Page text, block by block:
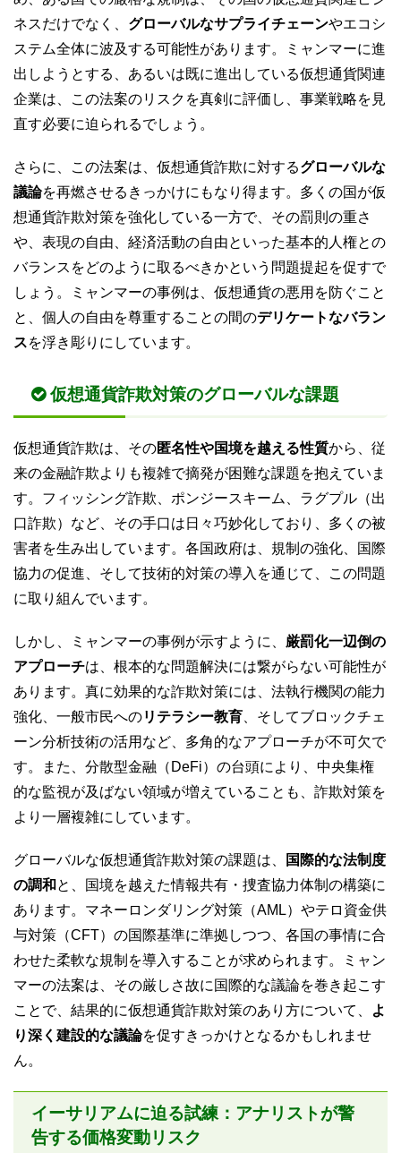
ネスだけでなく、 グローバルなサプライチェーンやエコシ
ステム全体に波及する可能性があります。ミャンマーに進
出しようとする、あるいは既に進出している仮想通貨関連
企業は、この法案のリスクを真剣に評価し、事業戦略を見
直す必要に迫られるでしょう。
さらに、この法案は、仮想通貨詐欺に対するグローバルな
議論を再燃させるきっかけにもなり得ます。多くの国が仮
想通貨詐欺対策を強化している一方で、その罰則の重さ
や、表現の自由、経済活動の自由といった基本的人権との
バランスをどのように取るべきかという問題提起を促すで
しょう。ミャンマーの事例は、仮想通貨の悪用を防ぐこと
と、個人の自由を尊重することの間のデリケートなバラン
スを浮き彫りにしています。
仮想通貨詐欺対策のグローバルな課題
仮想通貨詐欺は、その匿名性や国境を越える性質から、従
来の金融詐欺よりも複雑で摘発が困難な課題を抱えていま
す。フィッシング詐欺、ポンジースキーム、ラグプル（出
口詐欺）など、その手口は日々巧妙化しており、多くの被
害者を生み出しています。各国政府は、規制の強化、国際
協力の促進、そして技術的対策の導入を通じて、この問題
に取り組んでいます。
しかし、ミャンマーの事例が示すように、 厳罰化一辺倒の
アプローチは、根本的な問題解決には繋がらない可能性が
あります。真に効果的な詐欺対策には、法執行機関の能力
強化、一般市民へのリテラシー教育 、そしてブロックチェ
ーン分析技術の活用など、多角的なアプローチが不可欠で
す。また、分散型金融（DeFi）の台頭により、中央集権
的な監視が及ばない領域が増えていることも、詐欺対策を
より一層複雑にしています。
グローバルな仮想通貨詐欺対策の課題は、
国際的な法制度
の調和 と、国境を越えた情報共有・捜査協力体制の構築に
あります。マネーロンダリング対策（AML）やテロ資金供
与対策（CFT）の国際基準に準拠しつつ、各国の事情に合
わせた柔軟な規制を導入することが求められます。ミャン
マーの法案は、その厳しさ故に国際的な議論を巻き起こす
ことで、結果的に仮想通貨詐欺対策のあり方について、
よ
り深く建設的な議論を促すきっかけとなるかもしれませ
ん。
イーサリアムに迫る試練：アナリストが警
告する価格変動リスク